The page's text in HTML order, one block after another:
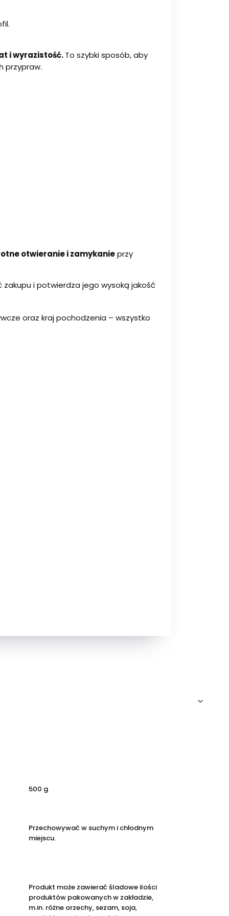
i wyrazistość.To szybki sposób, aby
przypraw.
otwieranie i zamykanieprzy
i potwierdza jego wysoką jakość
oraz kraj pochodzenia – wszystko
500 g
Przechowywać w suchym i chłodnym
miejscu.
Produkt może zawierać śladowe ilości
produktów pakowanych w zakładzie,
m.in. różne orzechy, sezam, soja,